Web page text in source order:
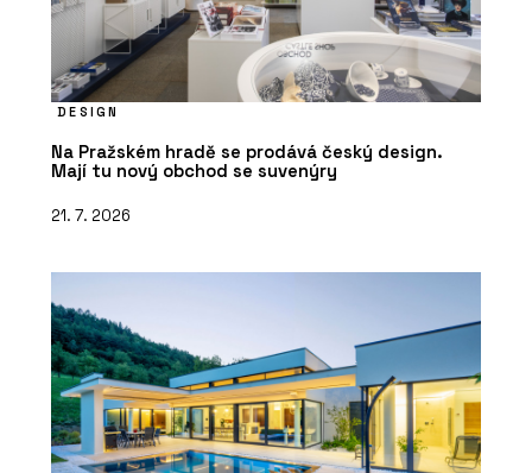
DESIGN
Na Pražském hradě se prodává český design.
Mají tu nový obchod se suvenýry
21. 7. 2026